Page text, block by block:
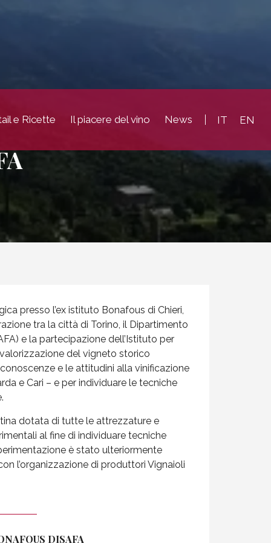
e Ricette Il piacere del vino News IT EN
presso l’ex istituto Bonafous di Chieri,
tra la città di Torino, il Dipartimento
e la partecipazione dell’Istituto per
del vigneto storico
e le attitudini alla vinificazione
e Cari – e per individuare le tecniche
dotata di tutte le attrezzature e
al fine di individuare tecniche
è stato ulteriormente
l’organizzazione di produttori Vignaioli
DISAFA